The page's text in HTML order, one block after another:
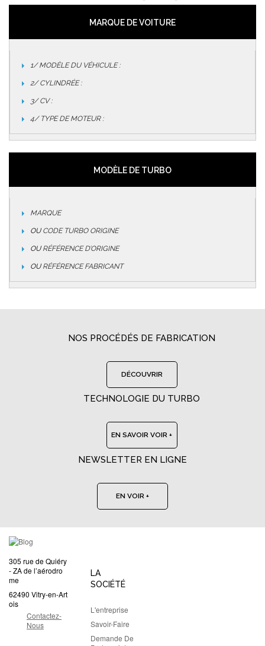
MARQUE DE VOITURE
1/ MODÈLE DU VÉHICULE :
2/ CYLINDRÉE :
3/ CV :
4/ TYPE DE MOTEUR :
MODÈLE DE TURBO
MARQUE
OUCODE TURBO ORIGINE
OURÉFÉRENCE D’ORIGINE
OURÉFÉRENCE FABRICANT
NOS PROCÉDÉS DE FABRICATION
DÉCOUVRIR
TECHNOLOGIE DU TURBO
EN SAVOIR VOIR +
NEWSLETTER EN LIGNE
EN VOIR +
305 rue de Quiéry
- ZA de l’aérodro
me
62490 Vitry-en-Art
ois
Contactez-
Nous
LA
SOCIÉTÉ
L'entreprise
Savoir-Faire
Demande De